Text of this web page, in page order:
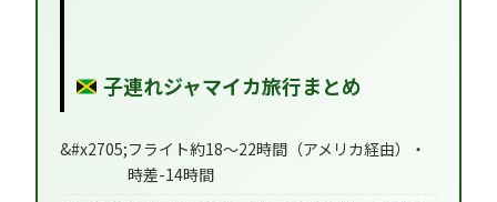
子連れジャマイカ旅行まとめ
フライト約18〜22時間（アメリカ経由）・
時差-14時間